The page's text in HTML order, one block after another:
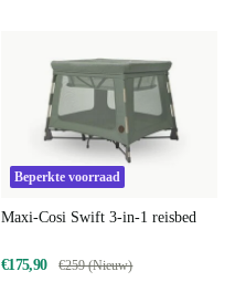
Beperkte voorraad
Maxi-Cosi Swift 3-in-1 reisbed
€175,90 €259 (Nieuw)